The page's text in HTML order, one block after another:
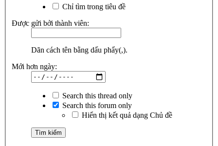
Chỉ tìm trong tiêu đề
Được gửi bởi thành viên:
Dãn cách tên bằng dấu phẩy(,).
Mới hơn ngày:
Search this thread only
Search this forum only
Hiển thị kết quả dạng Chủ đề